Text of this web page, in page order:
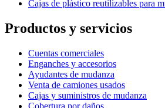
Cajas de plástico reutilizables para
Productos y servicios
Cuentas comerciales
Enganches y accesorios
Ayudantes de mudanza
Venta de camiones usados
Cajas y suministros de mudanza
Cobertura por daños